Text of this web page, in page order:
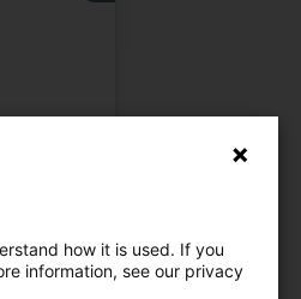
how it is used. If you
information, see our privacy